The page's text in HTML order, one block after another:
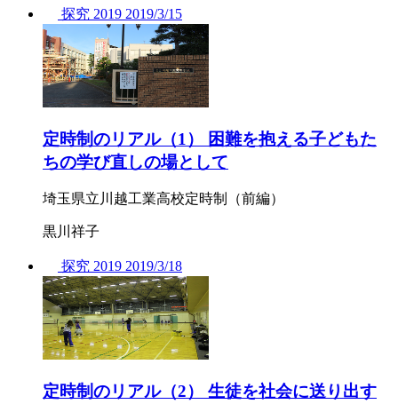
探究 2019 2019/3/15
定時制のリアル（1） 困難を抱える子どもた
ちの学び直しの場として
埼玉県立川越工業高校定時制（前編）
黒川祥子
探究 2019 2019/3/18
定時制のリアル（2） 生徒を社会に送り出す